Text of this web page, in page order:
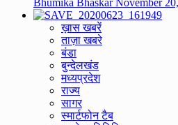
ख़ास खबरें
ताज़ा खबरे
बंडा
बुन्देलखंड
मध्यप्रदेश
राज्य
सागर
स्मार्टफोन टैब